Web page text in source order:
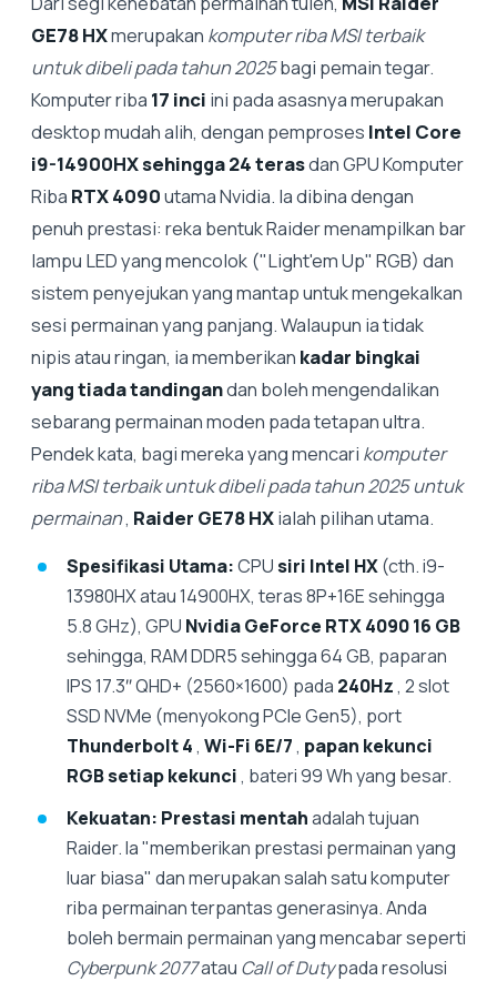
GE78 HXmerupakan komputer riba MSI terbaik
untuk dibeli pada tahun 2025bagi pemain tegar.
Komputer riba 17 inci ini pada asasnya merupakan
desktop mudah alih, dengan pemproses Intel Core
i9-14900HX sehingga 24 terasdan GPU Komputer
Riba RTX 4090utama Nvidia. Ia dibina dengan
penuh prestasi: reka bentuk Raider menampilkan bar
lampu LED yang mencolok ("Light'em Up" RGB) dan
sistem penyejukan yang mantap untuk mengekalkan
sesi permainan yang panjang. Walaupun ia tidak
nipis atau ringan, ia memberikan kadar bingkai
yang tiada tandingandan boleh mengendalikan
sebarang permainan moden pada tetapan ultra.
Pendek kata, bagi mereka yang mencari komputer
riba MSI terbaik untuk dibeli pada tahun 2025 untuk
permainan, Raider GE78 HXialah pilihan utama.
Spesifikasi Utama:CPUsiri Intel HX(cth. i9-
13980HX atau 14900HX, teras 8P+16E sehingga
5.8 GHz), GPU Nvidia GeForce RTX 4090 16 GB
sehingga, RAM DDR5 sehingga 64 GB, paparan
IPS 17.3″ QHD+ (2560×1600) pada 240Hz, 2 slot
SSD NVMe (menyokong PCIe Gen5), port
Thunderbolt 4, Wi-Fi 6E/7, papan kekunci
RGB setiap kekunci, bateri 99 Wh yang besar.
Kekuatan: Prestasi mentahadalah tujuan
Raider. Ia "memberikan prestasi permainan yang
luar biasa" dan merupakan salah satu komputer
riba permainan terpantas generasinya. Anda
boleh bermain permainan yang mencabar seperti
Cyberpunk 2077atau Call of Dutypada resolusi